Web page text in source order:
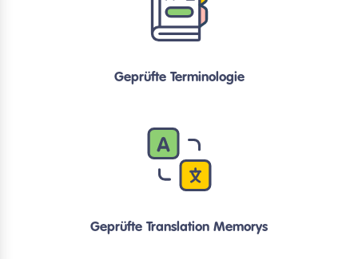
Geprüfte Terminologie
Geprüfte Translation Memorys